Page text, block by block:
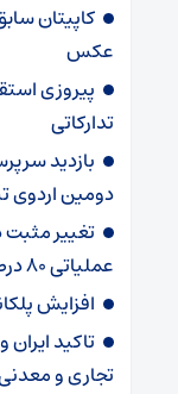
کاپیتان
عکس
پیروزی
تدارکاتی
بازدید
دومین اردوی
تغییر مثبت
عملیاتی ۸۰ درصد رشد کرد
افزایش
تاکید
تجاری و